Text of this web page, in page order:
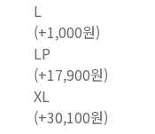
L
(+1,000원)
LP
(+17,900원)
XL
(+30,100원)